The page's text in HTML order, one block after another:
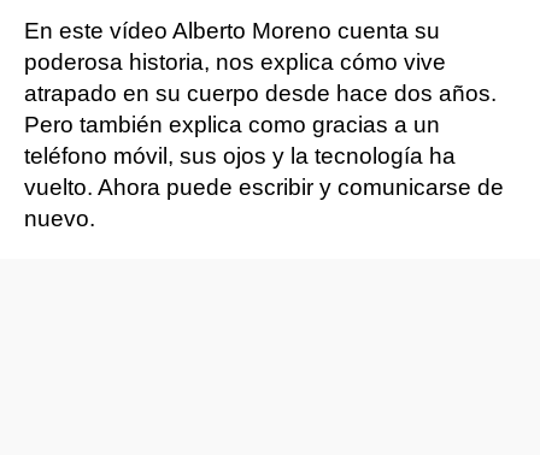
En este vídeo Alberto Moreno cuenta su
poderosa historia, nos explica cómo vive
atrapado en su cuerpo desde hace dos años.
Pero también explica como gracias a un
teléfono móvil, sus ojos y la tecnología ha
vuelto. Ahora puede escribir y comunicarse de
nuevo.